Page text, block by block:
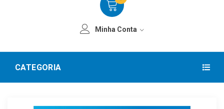
Minha Conta
CATEGORIA